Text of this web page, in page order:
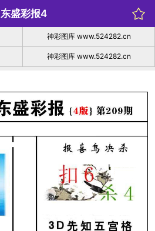
东盛彩报4
神彩图库 www.524282.cn
神彩图库 www.524282.cn